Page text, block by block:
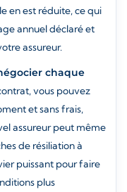
en est réduite, ce qui
annuel déclaré et
assureur.
chaque
vous pouvez
et sans frais,
assureur peut même
de résiliation à
puissant pour faire
plus